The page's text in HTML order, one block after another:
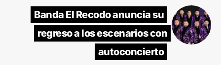
Banda El Recodo anuncia su
regreso a los escenarios con
autoconcierto